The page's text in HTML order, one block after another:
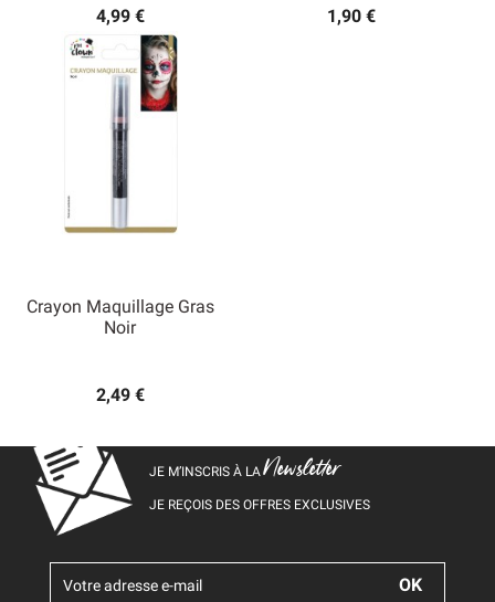
4,99 € 1,90 €
Crayon Maquillage Gras
Noir
2,49 €
JE M’INSCRIS À LANewsletter
JE REÇOIS DES OFFRES EXCLUSIVES